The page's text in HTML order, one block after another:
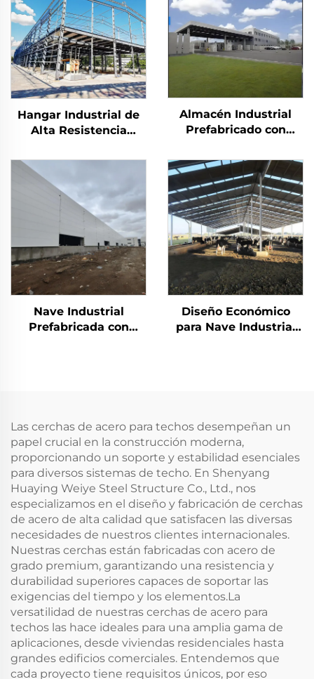
Hangar Industrial de
Alta Resistencia
Cobertizo Almacén
Edificios de Acero
Prefabricados
Almacén Industrial
Prefabricado con
Edificio de Fábrica
Metálica Almacén
Prefabricado Casa
Panel Sándwich
Edificio de Acero
Nave Industrial
Prefabricada con
Diseño Económico
para Nave Industrial
Las cerchas de acero para techos desempeñan un
papel crucial en la construcción moderna,
proporcionando un soporte y estabilidad esenciales
para diversos sistemas de techo. En Shenyang
Huaying Weiye Steel Structure Co., Ltd., nos
especializamos en el diseño y fabricación de cerchas
de acero de alta calidad que satisfacen las diversas
necesidades de nuestros clientes internacionales.
Nuestras cerchas están fabricadas con acero de
grado premium, garantizando una resistencia y
durabilidad superiores capaces de soportar las
exigencias del tiempo y los elementos.La
versatilidad de nuestras cerchas de acero para
techos las hace ideales para una amplia gama de
aplicaciones, desde viviendas residenciales hasta
grandes edificios comerciales. Entendemos que
cada proyecto tiene requisitos únicos, por eso